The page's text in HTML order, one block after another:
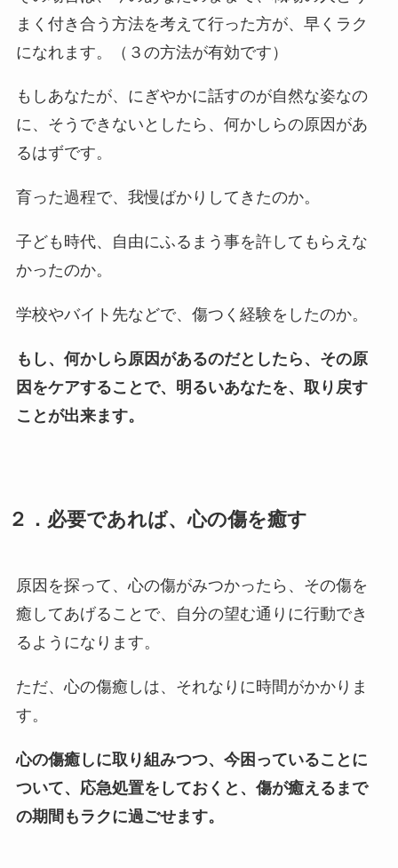
まく付き合う方法を考えて行った方が、早くラク
になれます。（３の方法が有効です）
もしあなたが、にぎやかに話すのが自然な姿なの
に、そうできないとしたら、何かしらの原因があ
るはずです。
育った過程で、我慢ばかりしてきたのか。
子ども時代、自由にふるまう事を許してもらえな
かったのか。
学校やバイト先などで、傷つく経験をしたのか。
もし、何かしら原因があるのだとしたら、その原
因をケアすることで、明るいあなたを、取り戻す
ことが出来ます。
２．必要であれば、心の傷を癒す
原因を探って、心の傷がみつかったら、その傷を
癒してあげることで、自分の望む通りに行動でき
るようになります。
ただ、心の傷癒しは、それなりに時間がかかりま
す。
心の傷癒しに取り組みつつ、今困っていることに
ついて、応急処置をしておくと、傷が癒えるまで
の期間もラクに過ごせます。